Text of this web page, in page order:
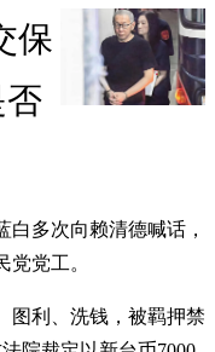
保
否
多次向赖清德喊话，
党工。
图利、洗钱，被羁押禁